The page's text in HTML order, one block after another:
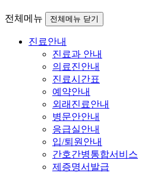
전체메뉴 전체메뉴 닫기
진료안내
진료과 안내
의료진안내
진료시간표
예약안내
외래진료안내
병문안안내
응급실안내
입/퇴원안내
간호간병통합서비스
제증명서발급